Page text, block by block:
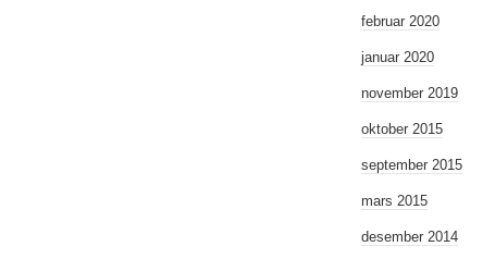
februar 2020
januar 2020
november 2019
oktober 2015
september 2015
mars 2015
desember 2014